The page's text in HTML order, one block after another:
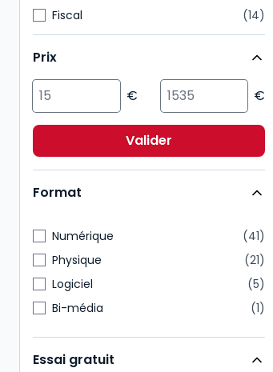
Fiscal
14
Droit public
9
Environnement
9
7
Multimatières
Pénal
4
Prix
Valider
Format
Numérique
41
Physique
21
Logiciel
5
Bi-média
1
Essai gratuit